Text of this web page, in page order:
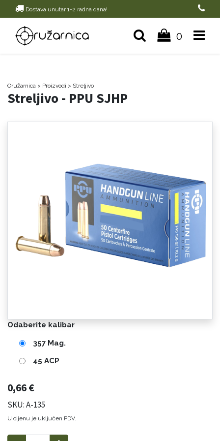
Dostava unutar 1-2 radna dana!
0
Oružarnica > Proizvodi > Streljivo
Streljivo - PPU SJHP
Odaberite kalibar
357 Mag.
45 ACP
0,66€
SKU: A-135
U cijenu je uključen PDV.